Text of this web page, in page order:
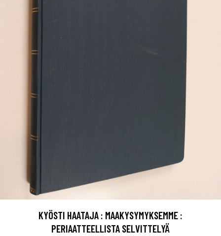
KYÖSTI HAATAJA : MAAKYSYMYKSEMME :
PERIAATTEELLISTA SELVITTELYÄ